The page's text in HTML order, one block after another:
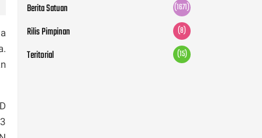
Berita Satuan (1671)
Rilis Pimpinan (8)
Teritorial (15)